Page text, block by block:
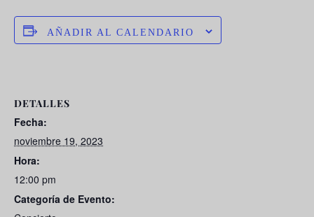
AÑADIR AL CALENDARIO
DETALLES
Fecha:
noviembre 19, 2023
Hora:
12:00 pm
Categoría de Evento: